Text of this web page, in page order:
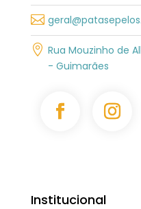

 Rua Mouzinho de
- Guimarães
Institucional